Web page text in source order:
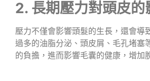
2. 長期壓力對頭皮的
壓力不僅會影響頭髮的生長，還會導
過多的油脂分泌、頭皮屑、毛孔堵塞
的負擔，進而影響毛囊的健康，增加